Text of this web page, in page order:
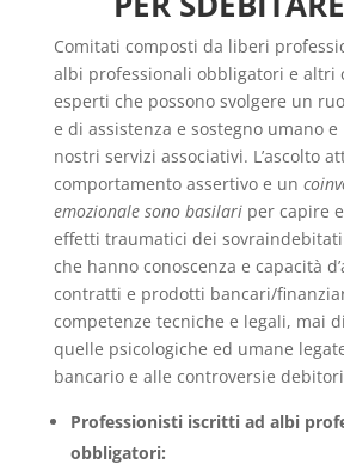
Comitati composti da liberi
albi professionali obbligatori e altri
esperti che possono svolgere un
e di assistenza e sostegno umano
nostri servizi associativi. L’ascolto
comportamento assertivo e un
emozionale sono basilari per capire
effetti traumatici dei
che hanno conoscenza e capacità
contratti e prodotti bancari/
competenze tecniche e legali, mai
quelle psicologiche ed umane
bancario e alle controversie
Professionisti iscritti ad albi
obbligatori: